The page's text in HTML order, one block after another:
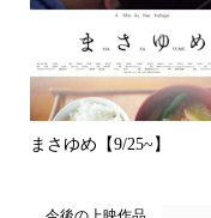
まさゆめ【9/25~】